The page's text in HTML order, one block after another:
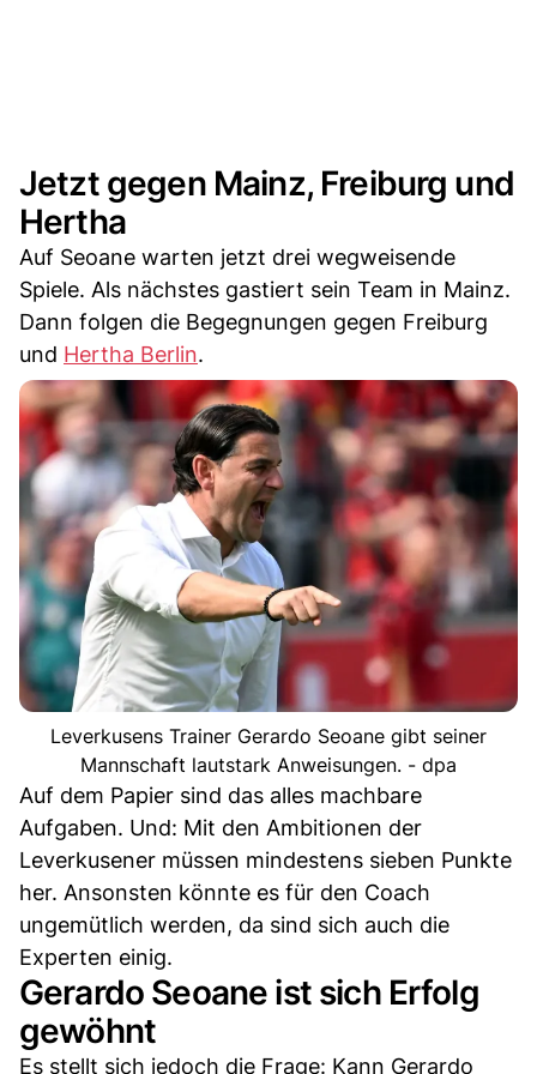
Jetzt gegen Mainz, Freiburg und
Hertha
Auf Seoane warten jetzt drei wegweisende
Spiele. Als nächstes gastiert sein Team in Mainz.
Dann folgen die Begegnungen gegen Freiburg
und Hertha Berlin.
Leverkusens Trainer Gerardo Seoane gibt seiner
Mannschaft lautstark Anweisungen. - dpa
Auf dem Papier sind das alles machbare
Aufgaben. Und: Mit den Ambitionen der
Leverkusener müssen mindestens sieben Punkte
her. Ansonsten könnte es für den Coach
ungemütlich werden, da sind sich auch die
Experten einig.
Gerardo Seoane ist sich Erfolg
gewöhnt
Es stellt sich jedoch die Frage: Kann Gerardo